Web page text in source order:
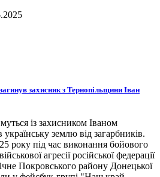
захисник з Тернопільщини Іван
із захисником Іваном
землю від загарбників.
року під час виконання бойового
агресії російської федерації
Покровського району Донецької